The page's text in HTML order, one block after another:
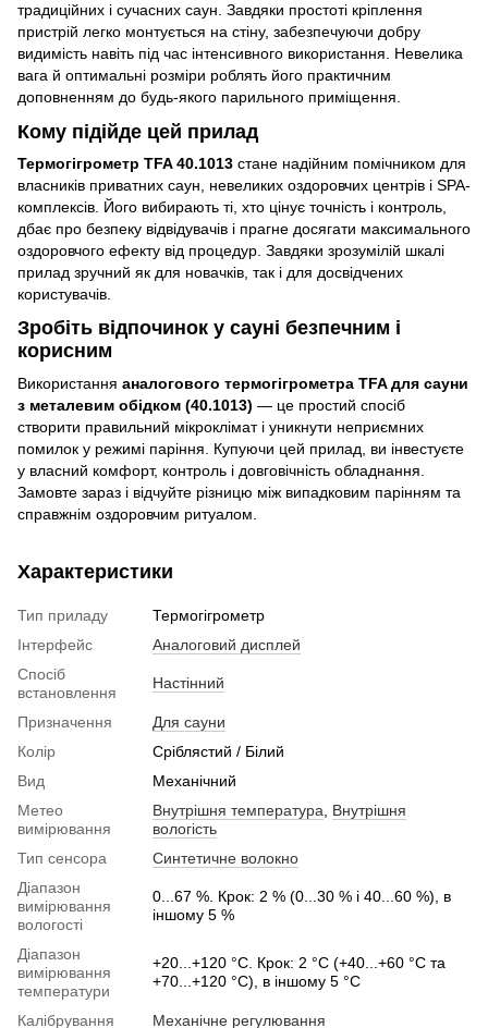
традиційних і сучасних саун. Завдяки простоті кріплення
пристрій легко монтується на стіну, забезпечуючи добру
видимість навіть під час інтенсивного використання. Невелика
вага й оптимальні розміри роблять його практичним
доповненням до будь-якого парильного приміщення.
Кому підійде цей прилад
Термогігрометр TFA 40.1013 стане надійним помічником для
власників приватних саун, невеликих оздоровчих центрів і SPA-
комплексів. Його вибирають ті, хто цінує точність і контроль,
дбає про безпеку відвідувачів і прагне досягати максимального
оздоровчого ефекту від процедур. Завдяки зрозумілій шкалі
прилад зручний як для новачків, так і для досвідчених
користувачів.
Зробіть відпочинок у сауні безпечним і
корисним
Використання аналогового термогігрометра TFA для сауни
з металевим обідком (40.1013) — це простий спосіб
створити правильний мікроклімат і уникнути неприємних
помилок у режимі паріння. Купуючи цей прилад, ви інвестуєте
у власний комфорт, контроль і довговічність обладнання.
Замовте зараз і відчуйте різницю між випадковим парінням та
справжнім оздоровчим ритуалом.
Характеристики
Тип приладу
Термогігрометр
Інтерфейс
Аналоговий дисплей
Спосіб
встановлення
Настінний
Призначення
Для сауни
Колір
Сріблястий / Білий
Вид
Механічний
Метео
вимірювання
Внутрішня температура
Внутрішня
вологість
Тип сенсора
Синтетичне волокно
Діапазон
вимірювання
вологості
0...67 %. Крок: 2 % (0...30 % і 40...60 %), в
іншому 5 %
Діапазон
вимірювання
температури
+20...+120 °C. Крок: 2 °C (+40...+60 °C та
+70...+120 °C), в іншому 5 °C
Калібрування Механічне регулювання